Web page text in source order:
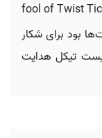
fool of Twist
بود برای شکار
تیکل هدایت